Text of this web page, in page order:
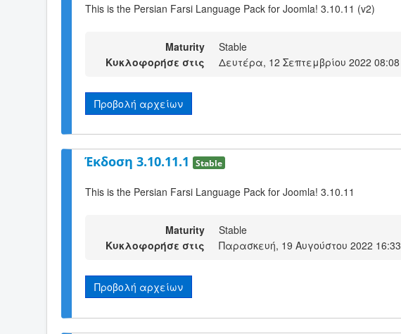
This is the Persian Farsi Language Pack for Joomla! 3.10.11 (v2)
Maturity
Stable
Κυκλοφορήσε στις
Δευτέρα, 12 Σεπτεμβρίου 2022 08:08
Προβολή αρχείων
Έκδοση 3.10.11.1 Stable
This is the Persian Farsi Language Pack for Joomla! 3.10.11
Maturity
Stable
Κυκλοφορήσε στις
Παρασκευή, 19 Αυγούστου 2022 16:33
Προβολή αρχείων